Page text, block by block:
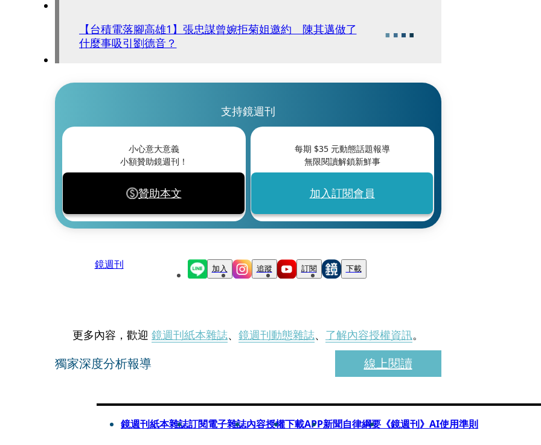
【台積電落腳高雄1】張忠謀曾婉拒菊姐邀約 陳其邁做了
什麼事吸引劉德音？
支持鏡週刊
小心意大意義
小額贊助鏡週刊！
贊助本文
每期 $35元動態話題報導
無限閱讀解鎖新鮮事
加入訂閱會員
鏡週刊 加入 追蹤 訂閱 下載
更多內容，歡迎 鏡週刊紙本雜誌、 鏡週刊動態雜誌、 了解內容授權資訊。
獨家深度分析報導 線上閱讀
鏡週刊紙本雜誌訂閱電子雜誌內容授權下載APP新聞自律綱要 《鏡週刊》AI使用準則